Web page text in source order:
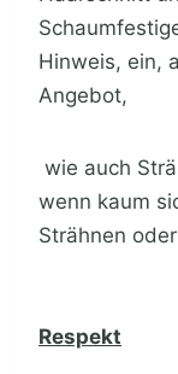
Hinweis, ein,
Angebot,
wie auch
wenn kaum
Strähnen
Respekt